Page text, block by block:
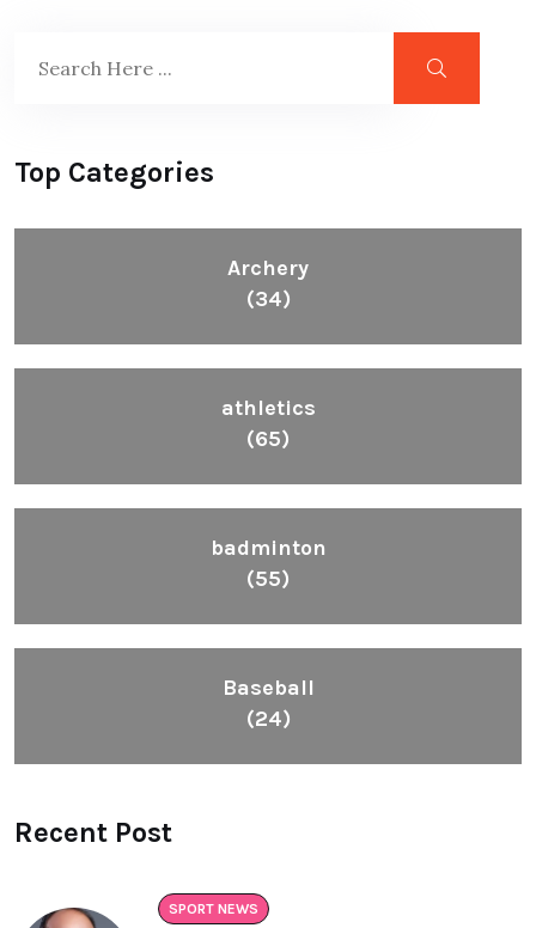
Top Categories
Archery
(34)
athletics
(65)
badminton
(55)
Baseball
(24)
Recent Post
SPORT NEWS